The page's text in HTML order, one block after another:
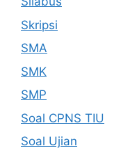
Skripsi
SMA
SMK
SMP
Soal CPNS TIU
Soal Ujian